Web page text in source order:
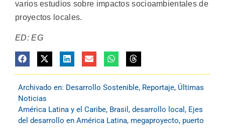
varios estudios sobre impactos socioambientales de
proyectos locales.
ED: EG
Archivado en: Desarrollo Sostenible, Reportaje, Últimas
Noticias
América Latina y el Caribe, Brasil , desarrollo local , Ejes
del desarrollo en América Latina, megaproyecto, puerto